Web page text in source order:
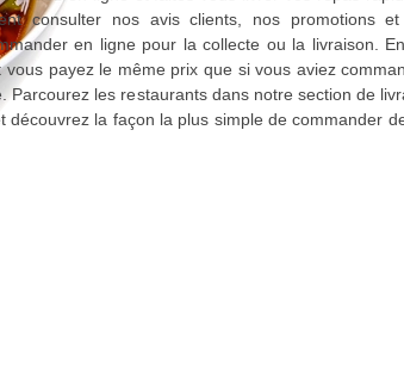
consulter nos avis clients, nos promotions
en ligne pour la collecte ou la livraison.
payez le même prix que si vous aviez
Parcourez les restaurants dans notre section de
découvrez la façon la plus simple de commander